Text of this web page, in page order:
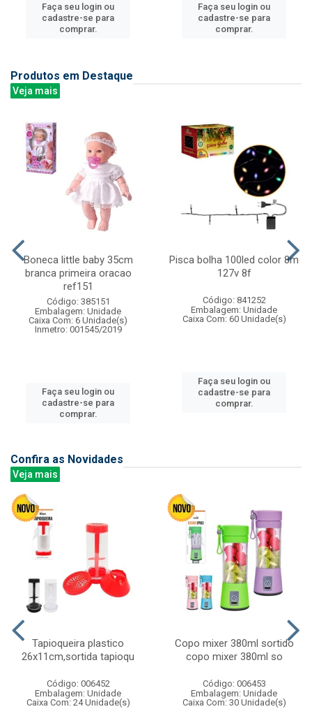
Faça seu login ou
cadastre-se para
comprar.
Faça seu login ou
cadastre-se para
comprar.
Produtos em Destaque
Veja mais
Boneca little baby 35cm
branca primeira oracao
ref151
Código: 385151
Embalagem: Unidade
Caixa Com: 6 Unidade(s)
Inmetro: 001545/2019
Faça seu login ou
cadastre-se para
comprar.
Pisca bolha 100led color 8m
127v 8f
Código: 841252
Embalagem: Unidade
Caixa Com: 60 Unidade(s)
Faça seu login ou
cadastre-se para
comprar.
Confira as Novidades
Veja mais
Tapioqueira plastico
26x11cm,sortida tapioqu
Código: 006452
Embalagem: Unidade
Caixa Com: 24 Unidade(s)
Copo mixer 380ml sortido
copo mixer 380ml so
Código: 006453
Embalagem: Unidade
Caixa Com: 30 Unidade(s)